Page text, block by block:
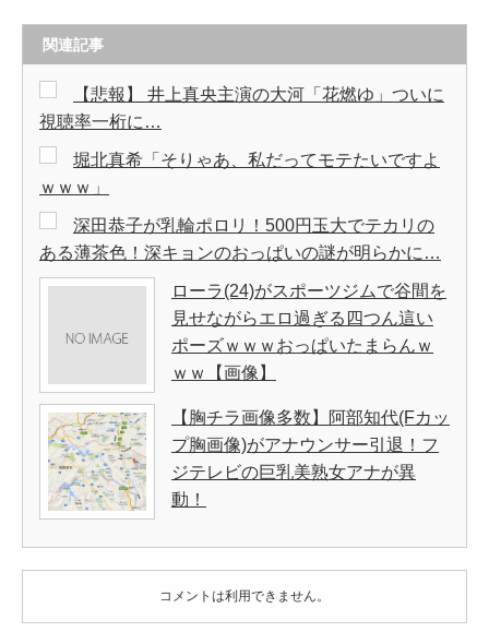
関連記事
【悲報】 井上真央主演の大河「花燃ゆ」ついに
視聴率一桁に…
堀北真希「そりゃあ、私だってモテたいですよ
ｗｗｗ」
深田恭子が乳輪ポロリ！500円玉大でテカリの
ある薄茶色！深キョンのおっぱいの謎が明らかに…
ローラ(24)がスポーツジムで谷間を
見せながらエロ過ぎる四つん這い
ポーズｗｗｗおっぱいたまらんｗ
ｗｗ【画像】
【胸チラ画像多数】阿部知代(Fカッ
プ胸画像)がアナウンサー引退！フ
ジテレビの巨乳美熟女アナが異
動！
コメントは利用できません。